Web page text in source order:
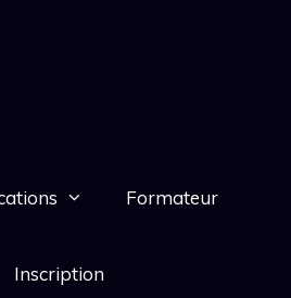
Formateur
Inscription